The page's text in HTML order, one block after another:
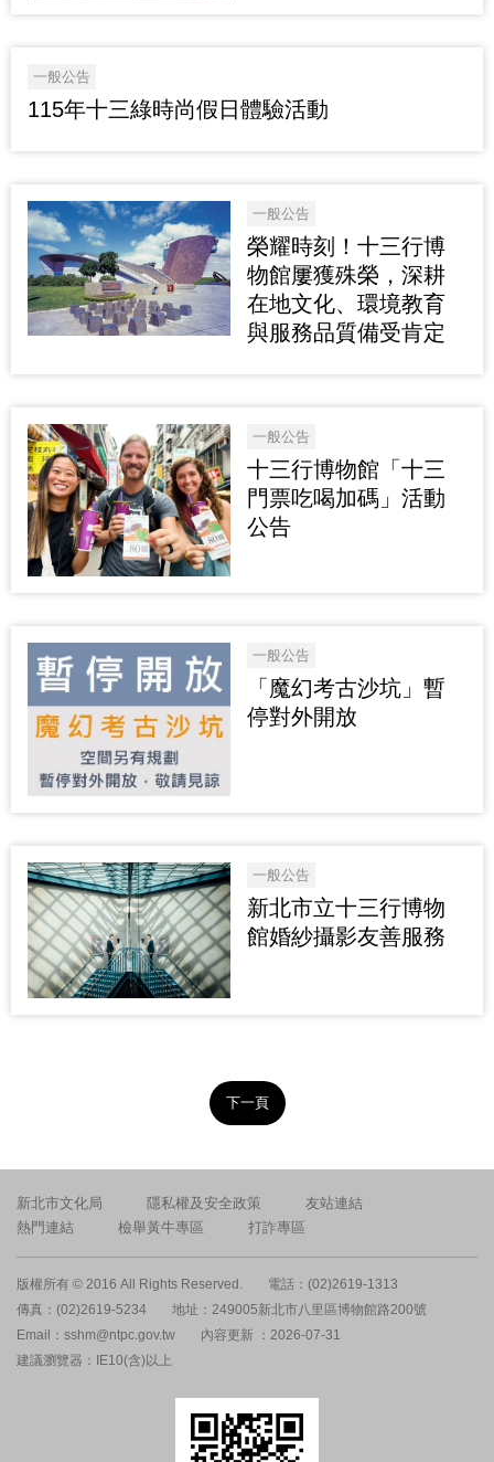
一般公告
115年十三綠時尚假日體驗活動
一般公告
榮耀時刻！十三行博
物館屢獲殊榮，深耕
在地文化、環境教育
與服務品質備受肯定
一般公告
十三行博物館「十三
門票吃喝加碼」活動
公告
一般公告
「魔幻考古沙坑」暫
停對外開放
一般公告
新北市立十三行博物
館婚紗攝影友善服務
下一頁
新北市文化局 隱私權及安全政策
友站連結
熱門連結
檢舉黃牛專區 打詐專區
版權所有 © 2016 All Rights Reserved.
電話：(02)2619-1313
傳真：(02)2619-5234
地址：249005新北市八里區博物館路200號
Email：sshm@ntpc.gov.tw
內容更新 ：2026-07-31
建議瀏覽器：IE10(含)以上